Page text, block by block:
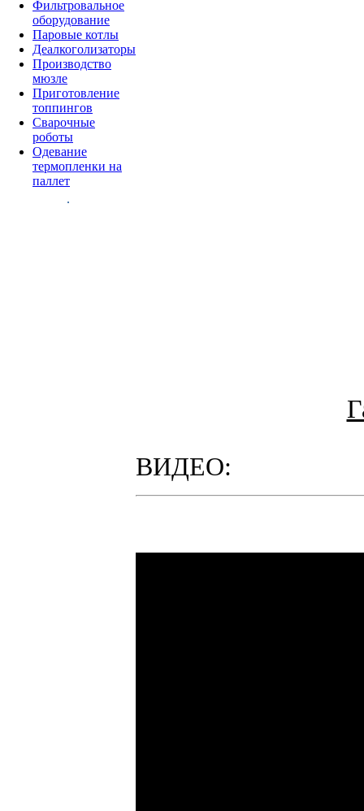
Фильтровальное
оборудование
Паровые котлы
Деалкоголизаторы
Производство
мюзле
Приготовление
топпингов
Сварочные
роботы
Одевание
термопленки на
паллет
ВИДЕО: